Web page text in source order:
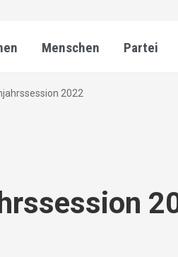
Menschen Partei
2022